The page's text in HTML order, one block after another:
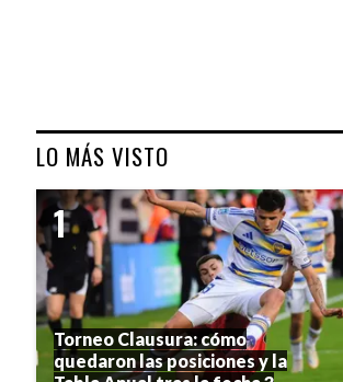
LO MÁS VISTO
Torneo Clausura: cómo
quedaron las posiciones y la